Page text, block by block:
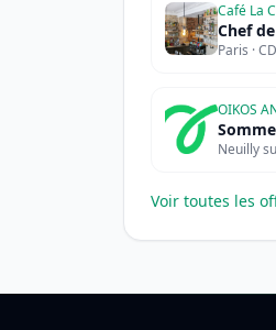
Café La
Chef
Paris ·
OIKOS
Neuilly
Voir toutes les